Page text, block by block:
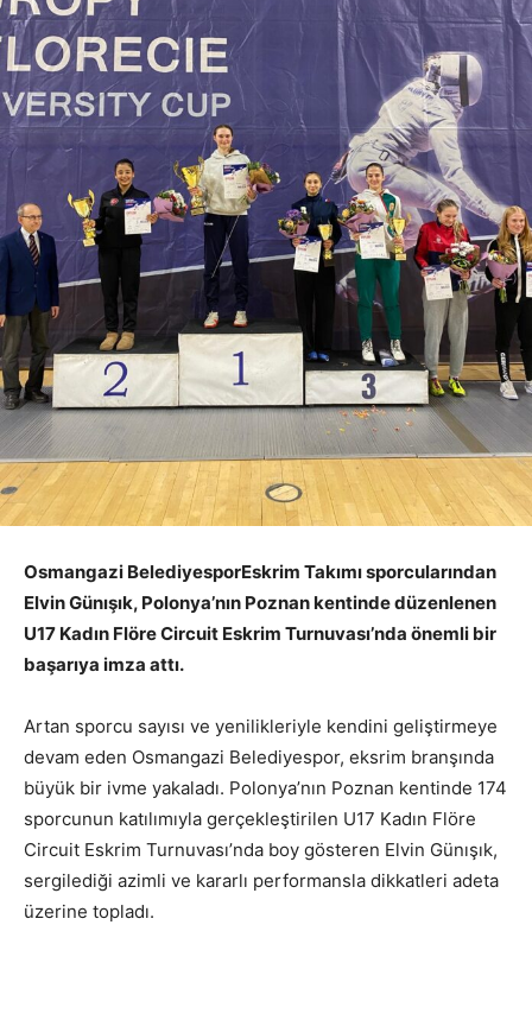
Osmangazi BelediyesporEskrim Takımı sporcularından
Elvin Günışık, Polonya’nın Poznan kentinde düzenlenen
U17 Kadın Flöre Circuit Eskrim Turnuvası’nda önemli bir
başarıya imza attı.
Artan sporcu sayısı ve yenilikleriyle kendini geliştirmeye
devam eden Osmangazi Belediyespor, eksrim branşında
büyük bir ivme yakaladı. Polonya’nın Poznan kentinde 174
sporcunun katılımıyla gerçekleştirilen U17 Kadın Flöre
Circuit Eskrim Turnuvası’nda boy gösteren Elvin Günışık,
sergilediği azimli ve kararlı performansla dikkatleri adeta
üzerine topladı.